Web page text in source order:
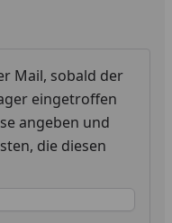
Mail, sobald der
eingetroffen
angeben und
die diesen